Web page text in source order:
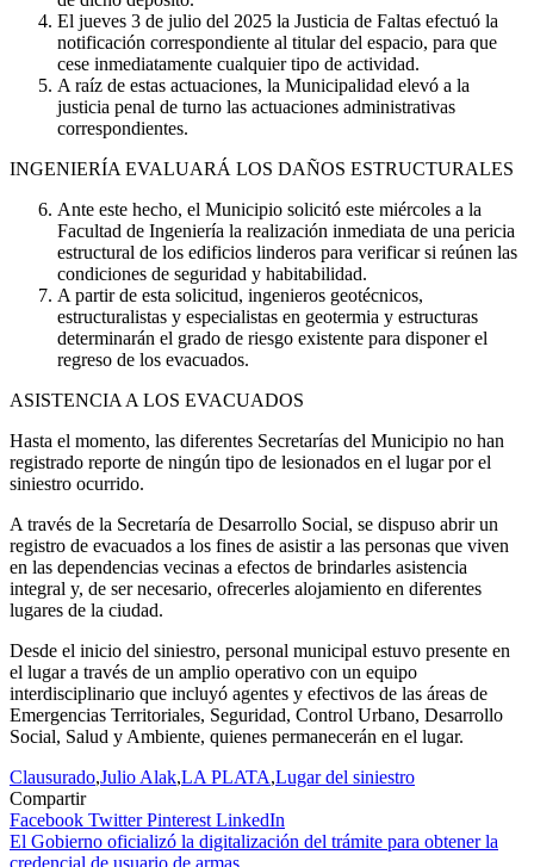
El jueves 3 de julio del 2025 la Justicia de Faltas efectuó la
notificación correspondiente al titular del espacio, para que
cese inmediatamente cualquier tipo de actividad.
A raíz de estas actuaciones, la Municipalidad elevó a la
justicia penal de turno las actuaciones administrativas
correspondientes.
INGENIERÍA EVALUARÁ LOS DAÑOS ESTRUCTURALES
Ante este hecho, el Municipio solicitó este miércoles a la
Facultad de Ingeniería la realización inmediata de una pericia
estructural de los edificios linderos para verificar si reúnen las
condiciones de seguridad y habitabilidad.
A partir de esta solicitud, ingenieros geotécnicos,
estructuralistas y especialistas en geotermia y estructuras
determinarán el grado de riesgo existente para disponer el
regreso de los evacuados.
ASISTENCIA A LOS EVACUADOS
Hasta el momento, las diferentes Secretarías del Municipio no han
registrado reporte de ningún tipo de lesionados en el lugar por el
siniestro ocurrido.
A través de la Secretaría de Desarrollo Social, se dispuso abrir un
registro de evacuados a los fines de asistir a las personas que viven
en las dependencias vecinas a efectos de brindarles asistencia
integral y, de ser necesario, ofrecerles alojamiento en diferentes
lugares de la ciudad.
Desde el inicio del siniestro, personal municipal estuvo presente en
el lugar a través de un amplio operativo con un equipo
interdisciplinario que incluyó agentes y efectivos de las áreas de
Emergencias Territoriales, Seguridad, Control Urbano, Desarrollo
Social, Salud y Ambiente, quienes permanecerán en el lugar.
Clausurado,Julio Alak,LA PLATA,Lugar del siniestro
Compartir
Facebook TwitterPinterest LinkedIn
Navegación
El Gobierno oficializó la digitalización del trámite para obtener la
credencial de usuario de armas